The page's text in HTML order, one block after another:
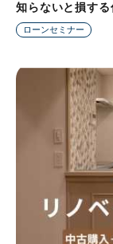
知らないと損する
ローンセミナー